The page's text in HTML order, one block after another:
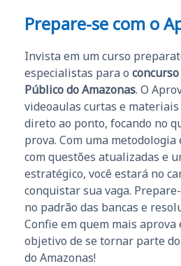
Prepare-se com o
Invista em um curso
especialistas para o
Público do Amazonas. O
videoaulas curtas e
direto ao ponto, focando no
prova. Com uma metodologia
com questões atualizadas e
estratégico, você estará no
conquistar sua vaga.
no padrão das bancas e
Confie em quem mais aprova
objetivo de se tornar parte
do Amazonas!